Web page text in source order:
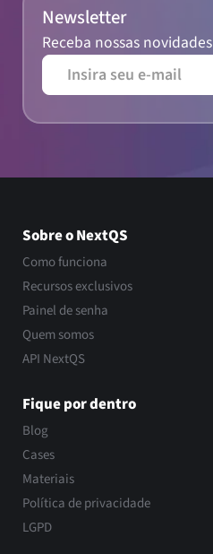
Newsletter
Receba nossas novidades
Sobre o NextQS
Como funciona
Recursos exclusivos
Painel de senha
Quem somos
API NextQS
Fique por dentro
Blog
Cases
Materiais
Política de privacidade
LGPD